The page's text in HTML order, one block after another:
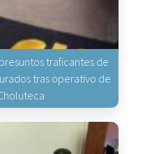
traficantes de
tras operativo de